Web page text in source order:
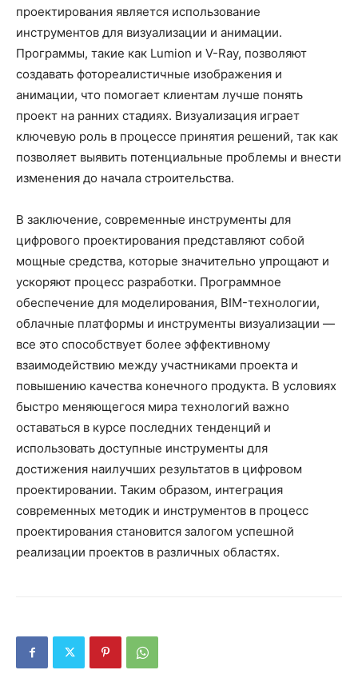
проектирования является использование
инструментов для визуализации и анимации.
Программы, такие как Lumion и V-Ray, позволяют
создавать фотореалистичные изображения и
анимации, что помогает клиентам лучше понять
проект на ранних стадиях. Визуализация играет
ключевую роль в процессе принятия решений, так как
позволяет выявить потенциальные проблемы и внести
изменения до начала строительства.
В заключение, современные инструменты для
цифрового проектирования представляют собой
мощные средства, которые значительно упрощают и
ускоряют процесс разработки. Программное
обеспечение для моделирования, BIM-технологии,
облачные платформы и инструменты визуализации —
все это способствует более эффективному
взаимодействию между участниками проекта и
повышению качества конечного продукта. В условиях
быстро меняющегося мира технологий важно
оставаться в курсе последних тенденций и
использовать доступные инструменты для
достижения наилучших результатов в цифровом
проектировании. Таким образом, интеграция
современных методик и инструментов в процесс
проектирования становится залогом успешной
реализации проектов в различных областях.